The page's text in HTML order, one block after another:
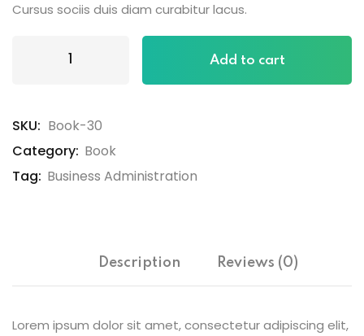
Cursus sociis duis diam curabitur lacus.
Add to cart
SKU: Book-30
Category: Book
Tag: Business Administration
Description Reviews (0)
Lorem ipsum dolor sit amet, consectetur adipiscing elit,